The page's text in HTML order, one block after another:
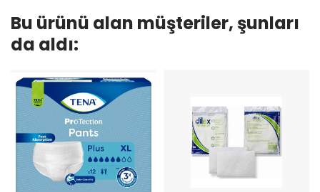
Bu ürünü alan müşteriler, şunları
da aldı: